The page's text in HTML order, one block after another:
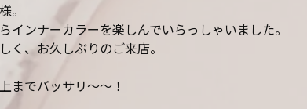
。
インナーカラーを楽しんでいらっしゃいました。
く、お久しぶりのご来店。
までバッサリ～～！